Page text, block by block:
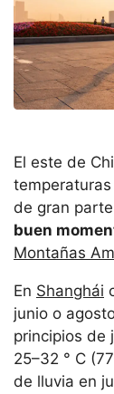
El este de
de gran
buen
Montañas
En Shanghái
junio o
principios de
25–32 ° C
de lluvia en